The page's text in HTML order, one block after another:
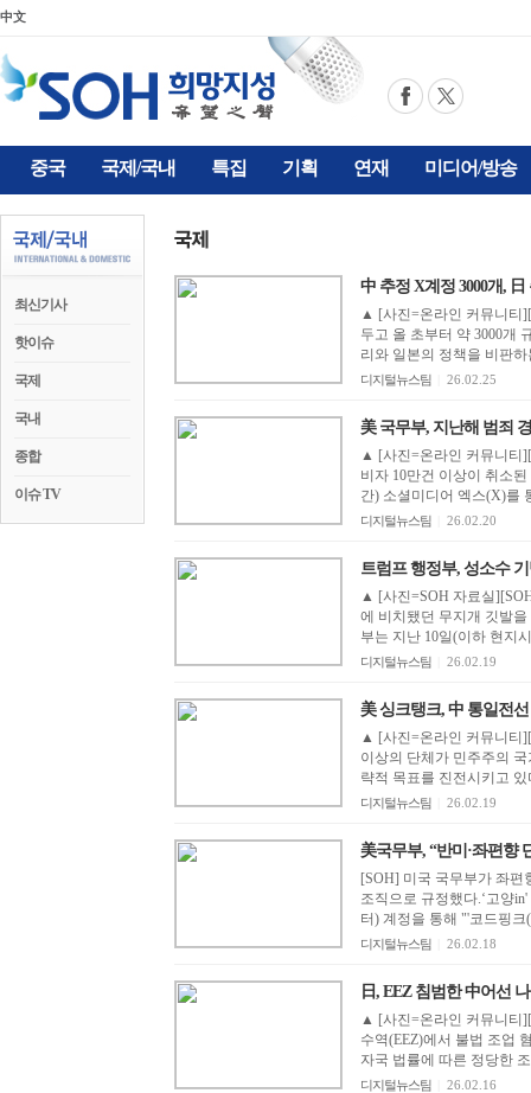
中文
중국 국제/국내 특집 기획 연재 미디어/방송
최신기사
핫이슈
국제
국내
종합
이슈 TV
中 추정 X계정 3000개,
▲ [사진=온라인 커뮤니티
두고 올 초부터 약 3000개
리와 일본의 정책을 비판
디지털뉴스팀 26.02.25
美 국무부, 지난해 범죄
▲ [사진=온라인 커뮤니티
비자 10만건 이상이 취소
간) 소셜미디어 엑스(X)를
디지털뉴스팀 26.02.20
트럼프 행정부, 성소수
▲ [사진=SOH 자료실
에 비치됐던 무지개 깃발을 철거했다. ‘크리스천투데이’
부는 지난 10일(이하 현지
디지털뉴스팀 26.02.19
美 싱크탱크, 中 통일전
▲ [사진=온라인 커뮤니티
이상의 단체가 민주주의
략적 목표를 진전시키고
디지털뉴스팀 26.02.19
美국무부, “반미·좌편향
[SOH] 미국 국무부가 좌
조직으로 규정했다.‘고양
터) 계정을 통해 "'코드핑크
디지털뉴스팀 26.02.18
日, EEZ 침범한 中어선
▲ [사진=온라인 커뮤니티
수역(EEZ)에서 불법 조업
자국 법률에 따른 정당한
디지털뉴스팀 26.02.16